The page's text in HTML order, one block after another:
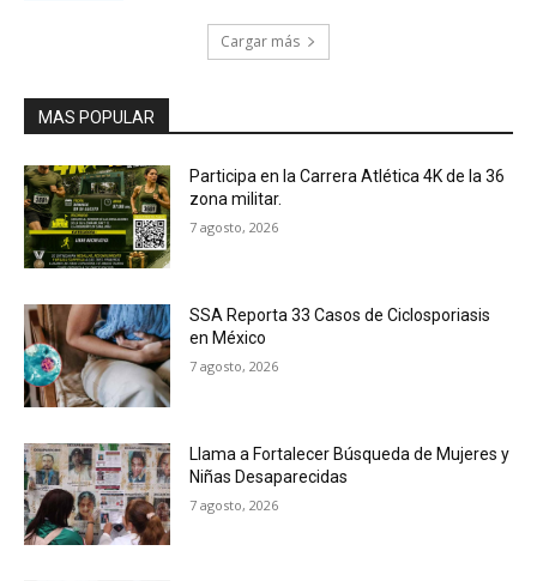
Cargar más
MAS POPULAR
Participa en la Carrera Atlética 4K de la 36
zona militar.
7 agosto, 2026
SSA Reporta 33 Casos de Ciclosporiasis
en México
7 agosto, 2026
Llama a Fortalecer Búsqueda de Mujeres y
Niñas Desaparecidas
7 agosto, 2026